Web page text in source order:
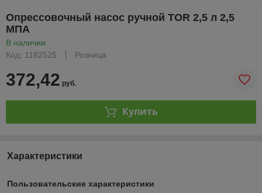
Опрессовочный насос ручной TOR 2,5 л 2,5
МПА
В наличии
Код: 1182525
Розница
372,42 руб.
Купить
Характеристики
Пользовательские характеристики